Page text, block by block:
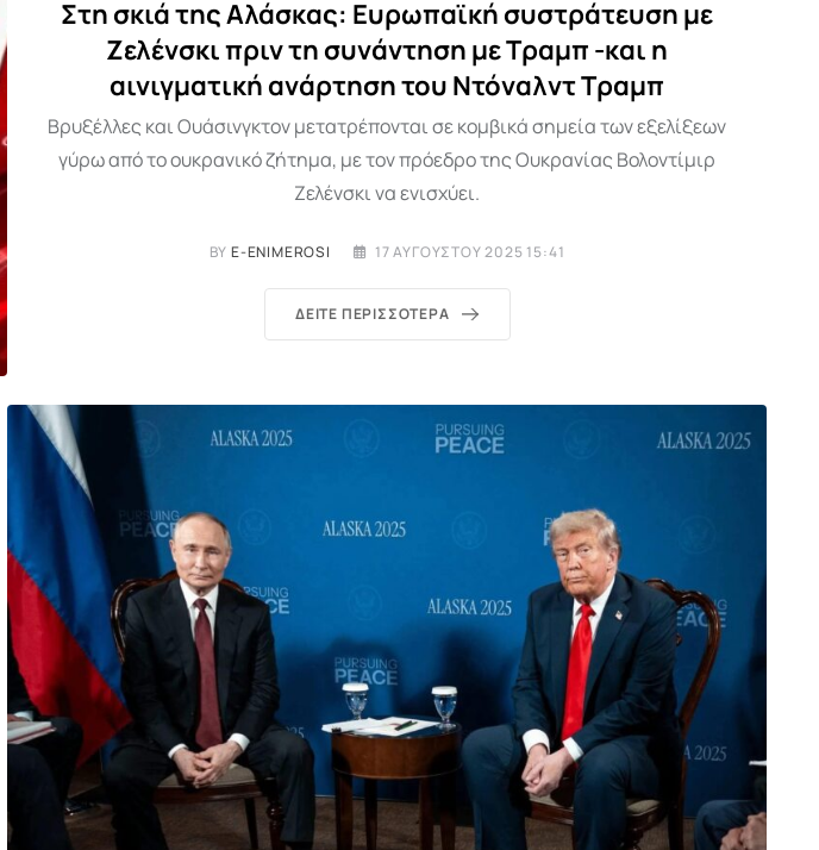
Στη σκιά της Αλάσκας: Ευρωπαϊκή συστράτευση με
Ζελένσκι πριν τη συνάντηση με Τραμπ -και η
αινιγματική ανάρτηση του Ντόναλντ Τραμπ
Βρυξέλλες και Ουάσινγκτον μετατρέπονται σε κομβικά σημεία των εξελίξεων
γύρω από το ουκρανικό ζήτημα, με τον πρόεδρο της Ουκρανίας Βολοντίμιρ
Ζελένσκι να ενισχύει.
BYE-ENIMEROSI 17 ΑΥΓΟΎΣΤΟΥ 2025 15:41
ΔΕΊΤΕ ΠΕΡΙΣΣΌΤΕΡΑ